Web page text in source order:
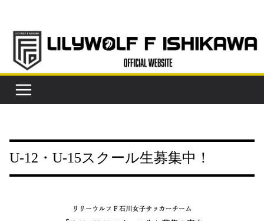
ツ
ス
U-12・U-15スクール生募集中！